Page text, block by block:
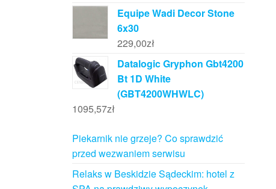
Equipe Wadi Decor Stone
6x30
229,00zł
Datalogic Gryphon Gbt4200
Bt 1D White
(GBT4200WHWLC)
1095,57zł
Piekarnik nie grzeje? Co sprawdzić
przed wezwaniem serwisu
Relaks w Beskidzie Sądeckim: hotel z